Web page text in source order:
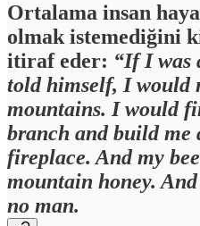
Ortalama insan
olmak istemediğini
itiraf eder: “If I was
told himself, I would
mountains. I would
branch and build me
fireplace. And my
mountain honey.
no man.